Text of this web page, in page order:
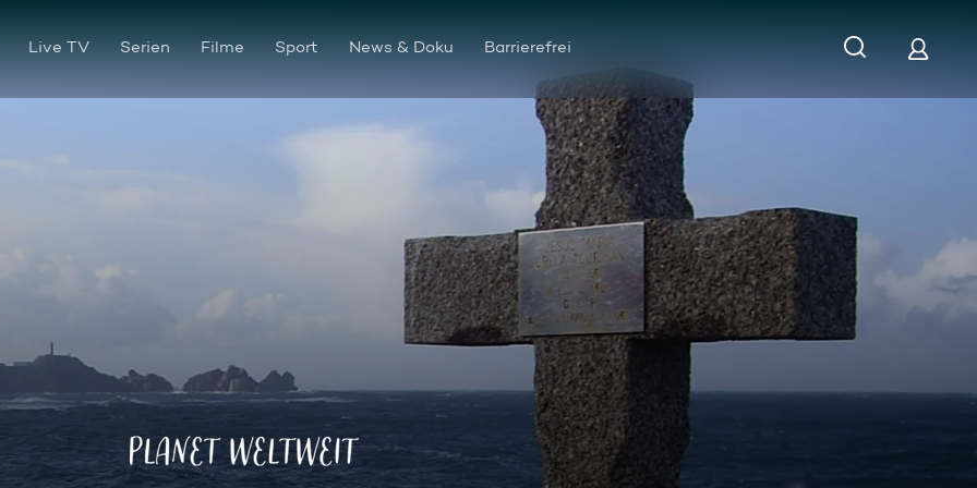
Live TV Serien Filme Sport News & Doku Barrierefrei
Die Todesküste von Galicien